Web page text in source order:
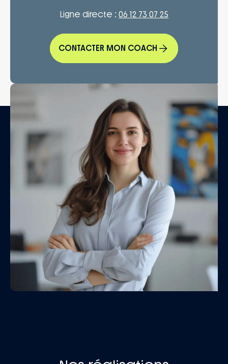
Ligne directe : 06 12 73 07 25
CONTACTER MON COACH